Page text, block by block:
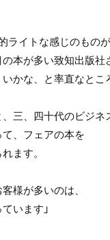
ライトな感じのものが
本が多い致知出版社
かな、と率直なとこ
三、四十代のビジネ
、フェアの本を
ます。
様が多いのは、
います」